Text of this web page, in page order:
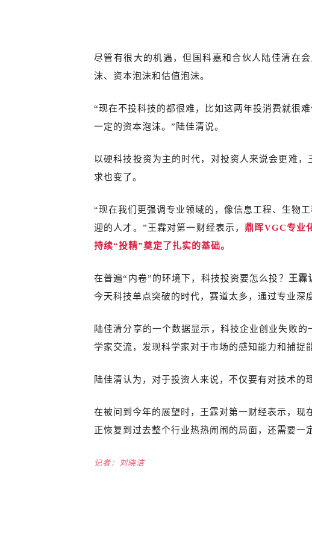
尽管有很大的机遇，但国科嘉和合伙人陆佳清在
沫、资本泡沫和估值泡沫。
“现在不投科技的都很难，比如这两年投消费就很
一定的资本泡沫。”陆佳清说。
以硬科技投资为主的时代，对投资人来说会更难
求也变了。
“现在我们更强调专业领域的，像信息工程、生物
迎的人才。”王霖对第一财经表示，鼎晖VGC专业
持续“投精”奠定了扎实的基础。
在普遍“内卷”的环境下，科技投资要怎么投？ 王霖
今天科技单点突破的时代，赛道太多，通过专业深
陆佳清分享的一个数据显示，科技企业创业失败
学家交流，发现科学家对于市场的感知能力和捕捉
陆佳清认为，对于投资人来说，不仅要有对技术的
在被问到今年的展望时，王霖对第一财经表示，
正恢复到过去整个行业热热闹闹的局面，还需要一
记者：刘晓洁